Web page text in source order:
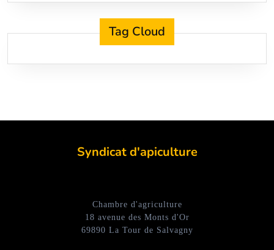
Tag Cloud
Syndicat d'apiculture
Chambre d'agriculture
18 avenue des Monts d'Or
69890 La Tour de Salvagny